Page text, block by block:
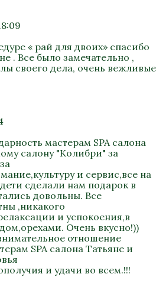
« рай для двоих» спасибо
. Все было замечательно ,
своего дела, очень вежливые
мастерам SPA салона
салону "Колибри" за
и сервис,все на
сделали нам подарок в
довольны. Все
,никакого
и успокоения,в
Очень вкусно!))
отношение
SPA салона Татьяне и
и удачи во всем.!!!